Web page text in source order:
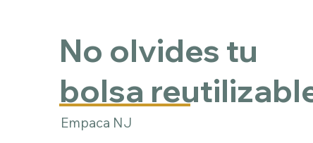
No olvides tu
bolsa
Empaca NJ